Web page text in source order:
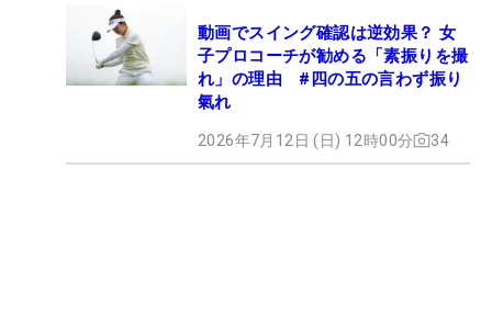
動画でスイング確認は逆効果？ 女
子プロコーチが勧める「素振りを撮
れ」の理由 #四の五の言わず振り
氣れ
2026年7月12日 (日) 12時00分 34